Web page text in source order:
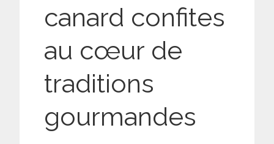
canard confites
au cœur de
traditions
gourmandes